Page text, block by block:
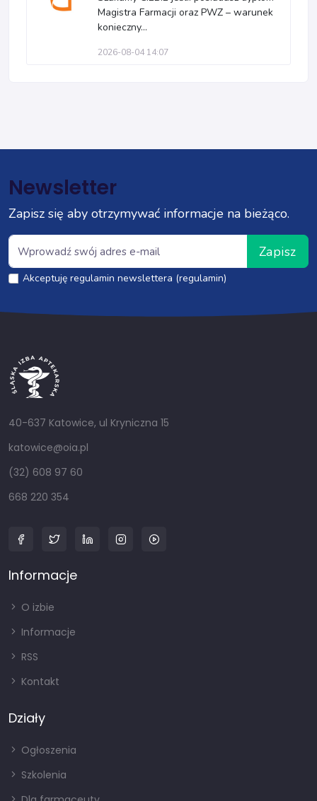
Magistra Farmacji oraz PWZ – warunek
konieczny...
2026-08-04 14:07
Newsletter
Zapisz się aby otrzymywać informacje na bieżąco.
Zapisz
Akceptuję regulamin newslettera (regulamin)
40-637 Katowice, ul Kryniczna 15
katowice@oia.pl
(32) 608 97 60
668 220 354
Informacje
O izbie
Informacje
RSS
Kontakt
Działy
Ogłoszenia
Szkolenia